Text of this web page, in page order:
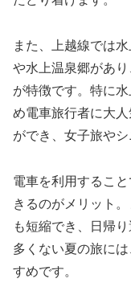
また、上越線では
や水上温泉郷があ
が特徴です。特に
め電車旅行者に大
ができ、女子旅やシ
電車を利用するこ
きるのがメリット
も短縮でき、日帰
多くない夏の旅に
すめです。